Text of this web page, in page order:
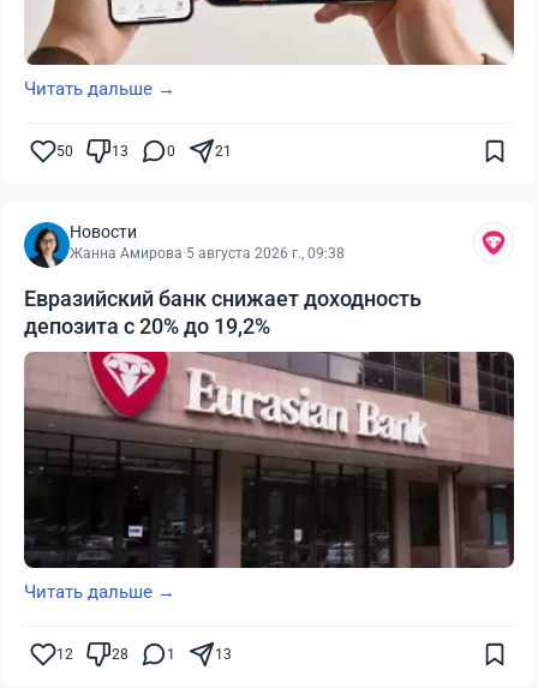
Читать дальше →
50 13 0 21
Новости
Жанна Амирова·5 августа 2026 г., 09:38
Евразийский банк снижает доходность
депозита с 20% до 19,2%
Читать дальше →
12 28 1 13